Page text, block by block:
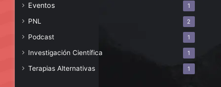
Eventos 1
PNL 2
Podcast 1
Investigación Científica 1
Terapias Alternativas 1